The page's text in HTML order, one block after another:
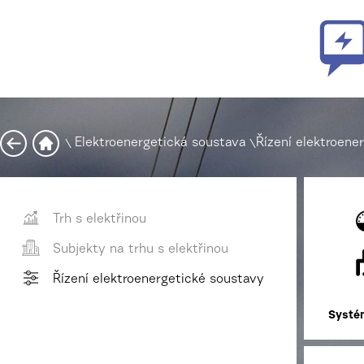
\ Elektroenergetická soustava \Řízení
Trh s elektřinou
Subjekty na trhu s elektřinou
Řízení elektroenergetické soustavy